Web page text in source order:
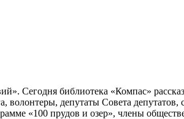
Сегодня библиотека «Компас»
волонтеры, депутаты Совета
«100 прудов и озер», члены